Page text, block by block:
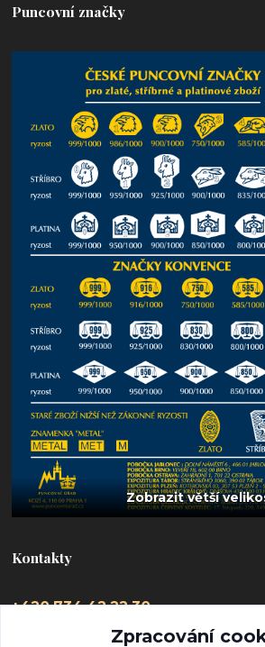
Puncovní značky
Kontakty
+420 734 42 22 30
Zpracování